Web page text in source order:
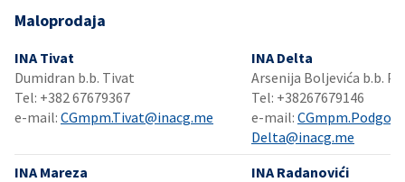
Maloprodaja
INA Tivat
Dumidran b.b. Tivat
Tel: +382 67679367
e-mail: CGmpm.Tivat@inacg.me
INA Delta
Arsenija Boljevića b.b.
Tel: +38267679146
e-mail:
Delta@inacg.me
INA Mareza
INA Radanovići